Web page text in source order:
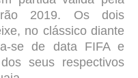
2019. Os dois
no clássico diante
se de data FIFA e
seus respectivos